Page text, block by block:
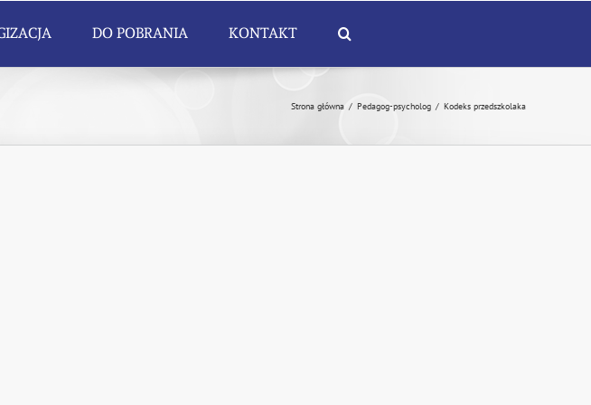
DO POBRANIA KONTAKT
Strona główna / Pedagog-psycholog / Kodeks przedszkolaka